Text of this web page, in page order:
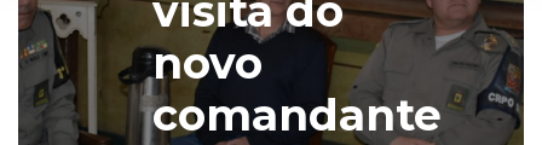
visita do
novo
comandante